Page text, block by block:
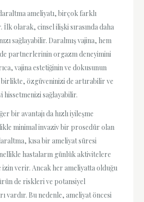
ameliyatı, birçok farklı
İlk olarak, cinsel ilişki sırasında daha
sağlayabilir. Daralmış vajina, hem
de partnerlerinin orgazm deneyimini
vajina estetiğinin ve dokusunun
özgüveninizi de artırabilir ve
hissetmenizi sağlayabilir.
bir avantajı da hızlı iyileşme
minimal invaziv bir prosedür olan
kısa bir ameliyat süresi
hastaların günlük aktivitelere
izin verir. Ancak her ameliyatta olduğu
de riskleri ve potansiyel
vardır. Bu nedenle, ameliyat öncesi